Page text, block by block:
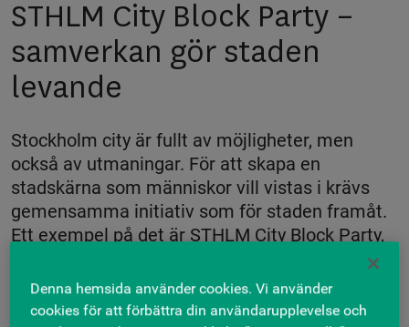
STHLM City Block Party –
samverkan gör staden
levande
Stockholm city är fullt av möjligheter, men
också av utmaningar. För att skapa en
stadskärna som människor vill vistas i krävs
gemensamma initiativ som för staden framåt.
Ett exempel på det är STHLM City Block Party,
en gatufest som förvandlar delar av city till en
levande mötesplats fylld av musik, mat och
aktivitet.
Denna hemsida använder cookies. Vi använder
cookies för att förbättra din användarupplevelse och